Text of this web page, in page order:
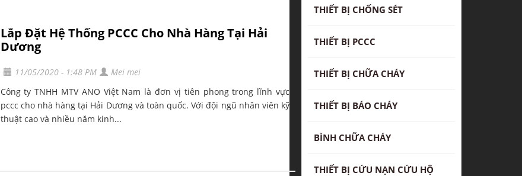
Lắp Đặt Hệ Thống PCCC Cho Nhà Hàng Tại Hải
Dương
11/05/2020 - 1:48 PM
Mei mei
Công ty TNHH MTV ANO Việt Nam là đơn vị tiên phong trong lĩnh vực
pccc cho nhà hàng tại Hải Dương và toàn quốc. Với đội ngũ nhân viên kỹ
thuật cao và nhiều năm kinh...
THIẾT BỊ CHỐNG SÉT
THIẾT BỊ PCCC
THIẾT BỊ CHỮA CHÁY
THIẾT BỊ BÁO CHÁY
BÌNH CHỮA CHÁY
THIẾT BỊ CỨU NẠN CỨU HỘ